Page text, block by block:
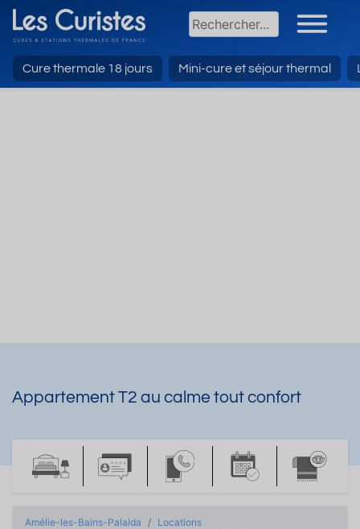
Cure thermale 18 jours Mini-cure et séjour thermal
Appartement T2 au calme tout confort
Amélie-les-Bains-Palalda
Locations